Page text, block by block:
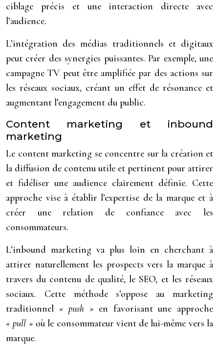
ciblage précis et une interaction directe avec
l’audience.
L’intégration des médias traditionnels et digitaux
peut créer des synergies puissantes. Par exemple, une
campagne TV peut être amplifiée par des actions sur
les réseaux sociaux, créant un effet de résonance et
augmentant l’engagement du public.
Content marketing et inbound
marketing
Le content marketing se concentre sur la création et
la diffusion de contenu utile et pertinent pour attirer
et fidéliser une audience clairement définie. Cette
approche vise à établir l’expertise de la marque et à
créer une relation de confiance avec les
consommateurs.
L’inbound marketing va plus loin en cherchant à
attirer naturellement les prospects vers la marque à
travers du contenu de qualité, le SEO, et les réseaux
sociaux. Cette méthode s’oppose au marketing
traditionnel « push » en favorisant une approche
« pull » où le consommateur vient de lui-même vers la
marque.